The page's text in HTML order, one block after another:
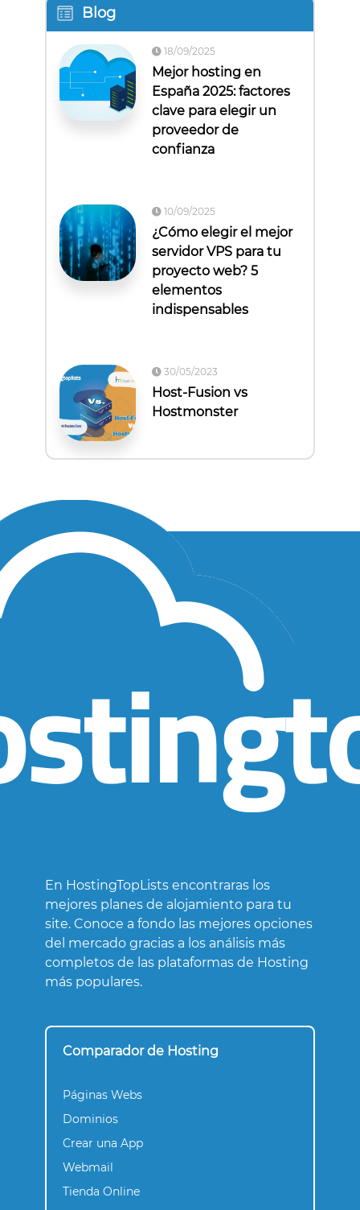
Blog
18/09/2025
Mejor hosting en
España 2025: factores
clave para elegir un
proveedor de
confianza
10/09/2025
¿Cómo elegir el mejor
servidor VPS para tu
proyecto web? 5
elementos
indispensables
30/05/2023
Host-Fusion vs
Hostmonster
En HostingTopLists encontraras los
mejores planes de alojamiento para tu
site. Conoce a fondo las mejores opciones
del mercado gracias a los análisis más
completos de las plataformas de Hosting
más populares.
Comparador de Hosting
Páginas Webs
Dominios
Crear una App
Webmail
Tienda Online